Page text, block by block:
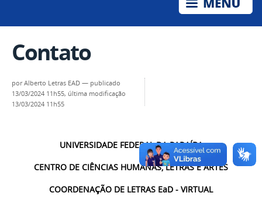
Contato
porAlberto Letras EAD — publicado
13/03/2024 11h55, última modificação
13/03/2024 11h55
UNIVERSIDADE FEDERAL DA PARAÍBA
CENTRO DE CIÊNCIAS HUMANAS, LETRAS E ARTES
COORDENAÇÃO DE LETRAS EaD - VIRTUAL